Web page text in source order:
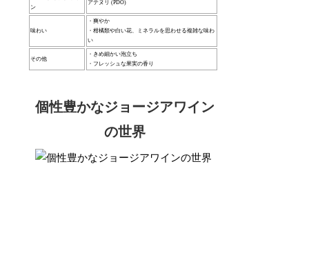
ン
アテヌリ (PDO)
味わい
・爽やか
・柑橘類や白い花、ミネラルを思わせる複雑な味わ
い
その他
・きめ細かい泡立ち
・フレッシュな果実の香り
個性豊かなジョージアワイン
の世界